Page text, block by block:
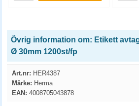
Övrig information om: Etikett
Ø 30mm 1200st/fp
Art.nr: HER4387
Märke: Herma
EAN: 4008705043878